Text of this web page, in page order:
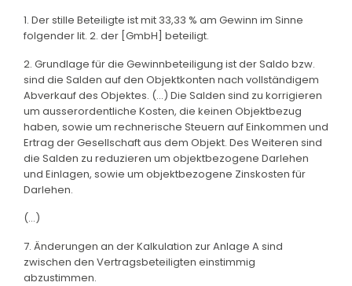
1. Der stille Beteiligte ist mit 33,33 % am Gewinn im Sinne
folgender lit. 2. der [GmbH] beteiligt.
2. Grundlage für die Gewinnbeteiligung ist der Saldo bzw.
sind die Salden auf den Objektkonten nach vollständigem
Abverkauf des Objektes. (...) Die Salden sind zu korrigieren
um ausserordentliche Kosten, die keinen Objektbezug
haben, sowie um rechnerische Steuern auf Einkommen und
Ertrag der Gesellschaft aus dem Objekt. Des Weiteren sind
die Salden zu reduzieren um objektbezogene Darlehen
und Einlagen, sowie um objektbezogene Zinskosten für
Darlehen.
(...)
7. Änderungen an der Kalkulation zur Anlage A sind
zwischen den Vertragsbeteiligten einstimmig
abzustimmen.